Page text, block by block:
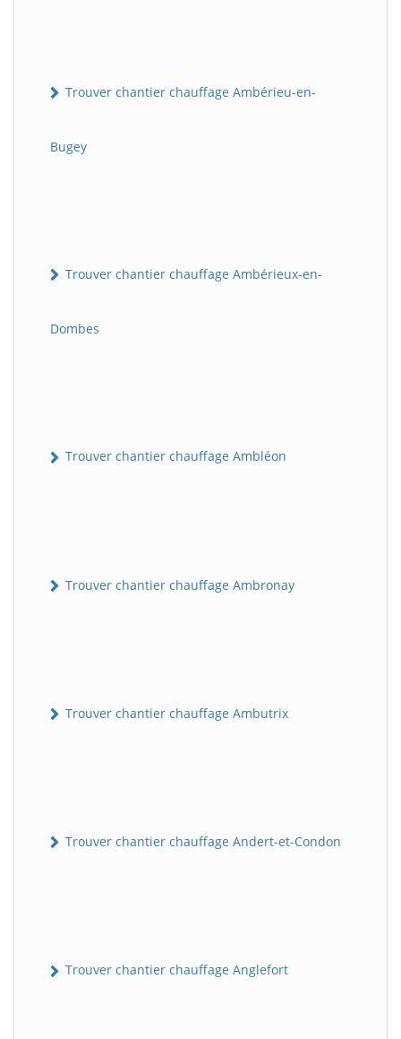
Trouver chantier chauffage Ambérieu-en-
Bugey
Trouver chantier chauffage Ambérieux-en-
Dombes
Trouver chantier chauffage Ambléon
Trouver chantier chauffage Ambronay
Trouver chantier chauffage Ambutrix
Trouver chantier chauffage Andert-et-Condon
Trouver chantier chauffage Anglefort